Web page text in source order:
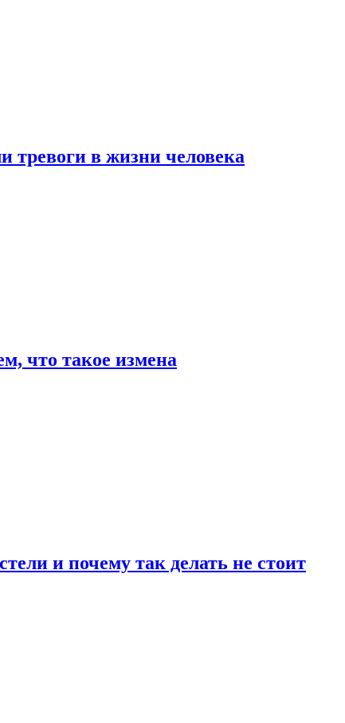
тревоги в жизни человека
что такое измена
и почему так делать не стоит